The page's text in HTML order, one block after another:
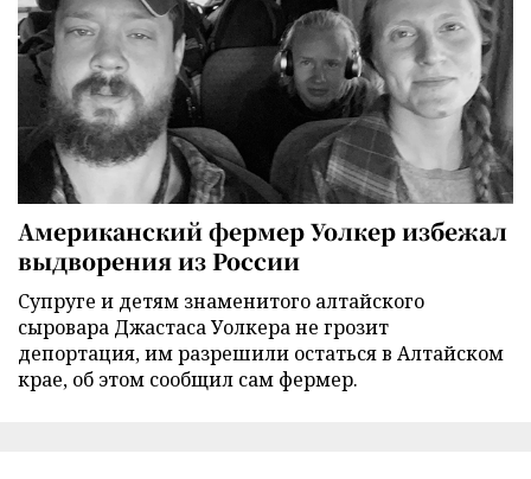
Американский фермер Уолкер избежал
выдворения из России
Супруге и детям знаменитого алтайского
сыровара Джастаса Уолкера не грозит
депортация, им разрешили остаться в Алтайском
крае, об этом сообщил сам фермер.